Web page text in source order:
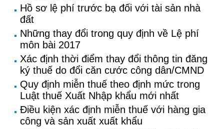
Hồ sơ lệ phí trước bạ đối với tài sản nhà
đất
Những thay đổi trong quy định về Lệ phí
môn bài 2017
Xác định thời điểm thay đổi thông tin đăng
ký thuế do đổi căn cước công dân/CMND
Quy định miễn thuế theo định mức trong
Luật thuế Xuất Nhập khẩu mới nhất
Điều kiện xác định miễn thuế với hàng gia
công và sản xuất xuất khẩu